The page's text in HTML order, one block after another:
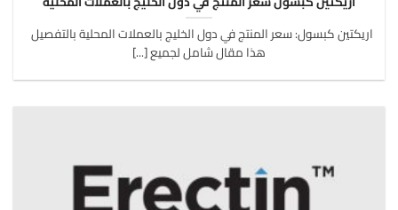
اريكتين كبسول: سعر المنتج في دول الخليج بالعملات المحلية بالتفصيل
هذا مقال شامل لجميع [...]